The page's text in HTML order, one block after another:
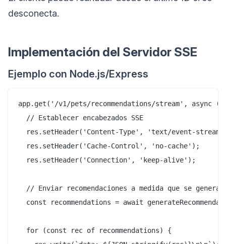
desconecta.
Implementación del Servidor SSE
Ejemplo con Node.js/Express
app.get('/v1/pets/recommendations/stream', async
  // Establecer encabezados SSE
res.setHeader('Content-Type', 'text/event-
  res.setHeader('Cache-Control', 'no-cache');
  res.setHeader('Connection', 'keep-alive');
  // Enviar recomendaciones a medida que se generan
const recommendations = await
  for (const rec of recommendations) {